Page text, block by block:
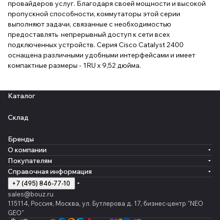
провайдеров услуг. Благодаря своей мощности и высокой
пропускной способности, коммутаторы этой серии
выполняют задачи, связанные с необходимостью
предоставлять непрерывный доступ к сети всех
подключенных устройств. Серия Cisco Catalyst 2400
оснащена различными удобными интерфейсами и имеет
компактные размеры - 1RU x 9,52 дюйма.
Каталог
Склад
Бренды
О компании
Покупателям
Справочная информация
+7 (495) 846-77-10
sales@bouz.ru
115114, Россия, Москва, ул. Бутлерова д. 17, бизнес-центр "NEO
GEO"